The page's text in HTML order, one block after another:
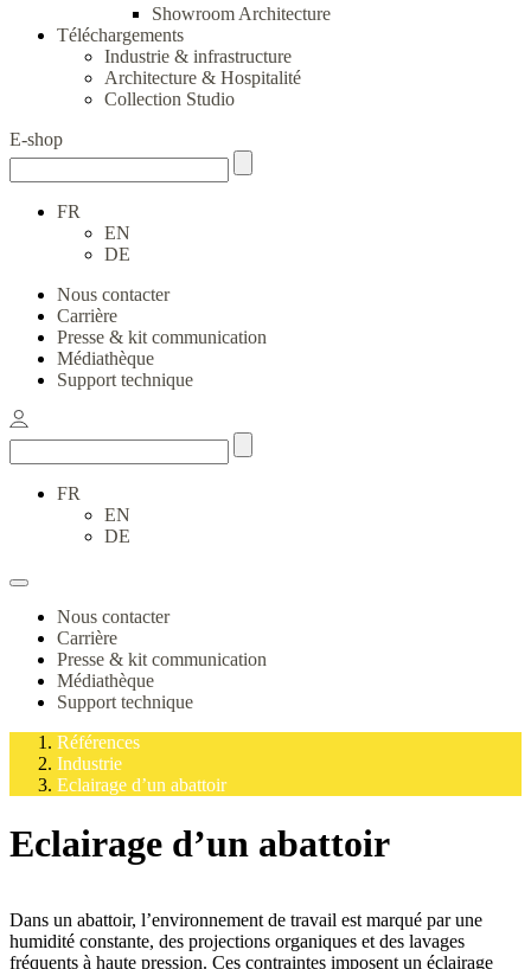
Showroom Architecture
Téléchargements
Industrie & infrastructure
Architecture & Hospitalité
Collection Studio
E-shop
FR
EN
DE
Nous contacter
Carrière
Presse & kit communication
Médiathèque
Support technique
FR
EN
DE
Nous contacter
Carrière
Presse & kit communication
Médiathèque
Support technique
Références
Industrie
Eclairage d’un abattoir
Eclairage d’un abattoir
Dans un abattoir, l’environnement de travail est marqué par une
humidité constante, des projections organiques et des lavages
fréquents à haute pression. Ces contraintes imposent un éclairage